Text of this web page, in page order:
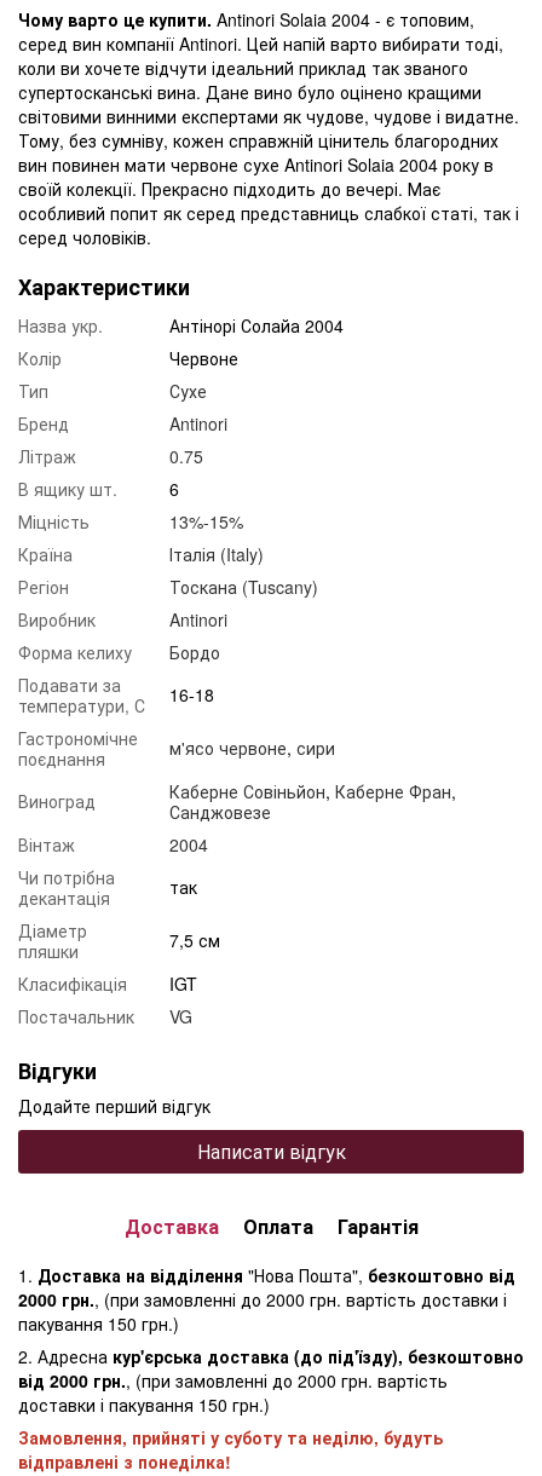
Чому варто це купити. Antinori Solaia 2004 - є топовим,
серед вин компанії Antinori. Цей напій варто вибирати тоді,
коли ви хочете відчути ідеальний приклад так званого
супертосканські вина. Дане вино було оцінено кращими
світовими винними експертами як чудове, чудове і видатне.
Тому, без сумніву, кожен справжній цінитель благородних
вин повинен мати червоне сухе Antinori Solaia 2004 року в
своїй колекції. Прекрасно підходить до вечері. Має
особливий попит як серед представниць слабкої статі, так і
серед чоловіків.
Характеристики
Назва укр.
Антінорі Солайа 2004
Колір
Червоне
Тип
Сухе
Бренд
Antinori
Літраж
0.75
В ящику шт.
6
Міцність
13%-15%
Країна
Італія (Italy)
Регіон
Тоскана (Tuscany)
Виробник
Antinori
Форма келиху
Бордо
Подавати за
температури, С
16-18
Гастрономічне
поєднання
м'ясо червоне, сири
Виноград Каберне Совіньйон, Каберне Фран,
Санджовезе
Вінтаж
2004
Чи потрібна
декантація
так
Діаметр
пляшки
7,5 см
Класифікація
IGT
Постачальник
VG
Відгуки
Додайте перший відгук
Написати відгук
Доставка Оплата Гарантія
1. Доставка на відділення "Нова Пошта", безкоштовно від
2000 грн., (при замовленні до 2000 грн. вартість доставки і
пакування 150 грн.)
2. Адресна кур'єрська доставка (до під'їзду), безкоштовно
від 2000 грн., (при замовленні до 2000 грн. вартість
доставки і пакування 150 грн.)
Замовлення, прийняті у суботу та неділю, будуть
відправлені з понеділка!